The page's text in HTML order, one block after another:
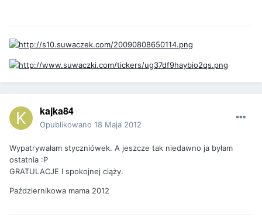
kajka84
Opublikowano 18 Maja 2012
Wypatrywałam styczniówek. A jeszcze tak niedawno ja byłam
ostatnia :P
GRATULACJE I spokojnej ciąży.
Październikowa mama 2012